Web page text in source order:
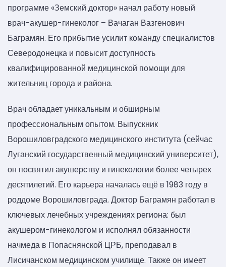
программе «Земский доктор» начал работу новый
врач-акушер-гинеколог – Вачаган Вазгенович
Баграмян. Его прибытие усилит команду специалистов
Северодонецка и повысит доступность
квалифицированной медицинской помощи для
жительниц города и района.
Врач обладает уникальным и обширным
профессиональным опытом. Выпускник
Ворошиловградского медицинского института (сейчас
Луганский государственный медицинский университет),
он посвятил акушерству и гинекологии более четырех
десятилетий. Его карьера началась ещё в 1983 году в
роддоме Ворошиловграда. Доктор Баграмян работал в
ключевых лечебных учреждениях региона: был
акушером-гинекологом и исполнял обязанности
начмеда в Попаснянской ЦРБ, преподавал в
Лисичанском медицинском училище. Также он имеет